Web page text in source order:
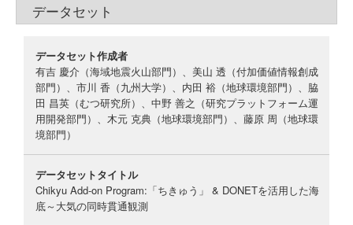
データセット
データセット作成者
有吉 慶介（海域地震火山部門）、美山 透（付加価値情報創成
部門）、市川 香（九州大学）、内田 裕（地球環境部門）、脇
田 昌英（むつ研究所）、中野 善之（研究プラットフォーム運
用開発部門）、木元 克典（地球環境部門）、藤原 周（地球環
境部門）
データセットタイトル
Chikyu Add-on Program:「ちきゅう」 & DONETを活用した海
底～大気の同時貫通観測